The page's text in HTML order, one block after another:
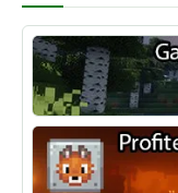
Optifine